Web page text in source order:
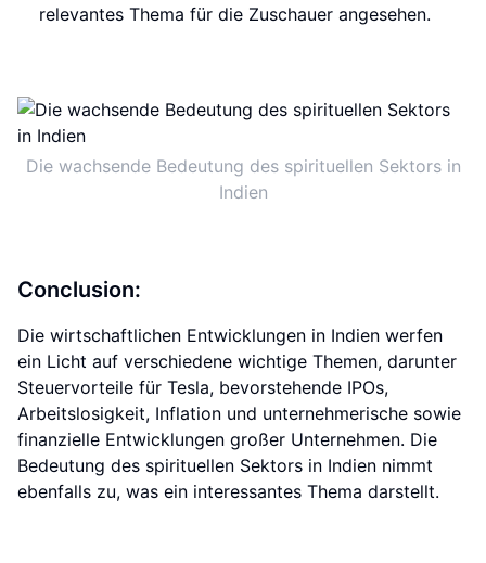
relevantes Thema für die Zuschauer angesehen.
Die wachsende Bedeutung des spirituellen Sektors in
Indien
Conclusion:
Die wirtschaftlichen Entwicklungen in Indien werfen
ein Licht auf verschiedene wichtige Themen, darunter
Steuervorteile für Tesla, bevorstehende IPOs,
Arbeitslosigkeit, Inflation und unternehmerische sowie
finanzielle Entwicklungen großer Unternehmen. Die
Bedeutung des spirituellen Sektors in Indien nimmt
ebenfalls zu, was ein interessantes Thema darstellt.